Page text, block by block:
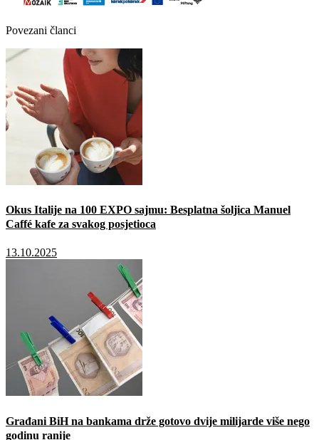
Povezani članci
Okus Italije na 100 EXPO sajmu: Besplatna šoljica Manuel
Caffé kafe za svakog posjetioca
13.10.2025
Građani BiH na bankama drže gotovo dvije milijarde više nego
godinu ranije